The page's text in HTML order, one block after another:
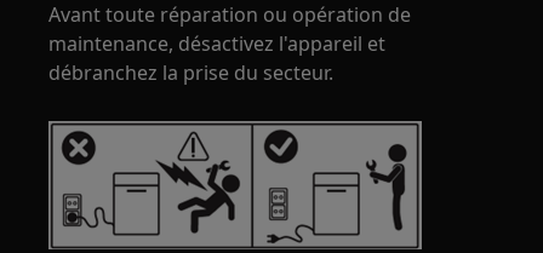
Avant toute réparation ou opération de
maintenance, désactivez l'appareil et
débranchez la prise du secteur.